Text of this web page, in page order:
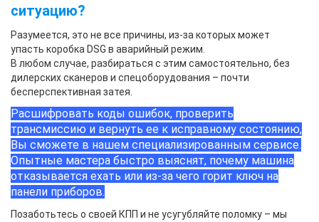
ситуацию?
Разумеется, это не все причины, из-за которых может
упасть коробка DSG в аварийный режим
В любом случае, разбираться с этим самостоятельно, без
дилерских сканеров и спецоборудования – почти
бесперспективная затея.
Расшифровать коды ошибок, проверить
трансмиссию и вернуть ее к исправному состоянию,
Вы сможете в нашем специализированным сервисе.
Опытные мастера быстро выяснят, почему машина
отказывается ехать или из-за чего горит ключ на
панели приборов.
Позаботьтесь о своей КПП и не усугубляйте поломку – мы